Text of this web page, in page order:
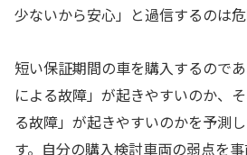
少ないから安心」と過信するのは危
短い保証期間の車を購入するので
による故障」が起きやすいのか、
る故障」が起きやすいのかを予測
す。自分の購入検討車両の弱点を事